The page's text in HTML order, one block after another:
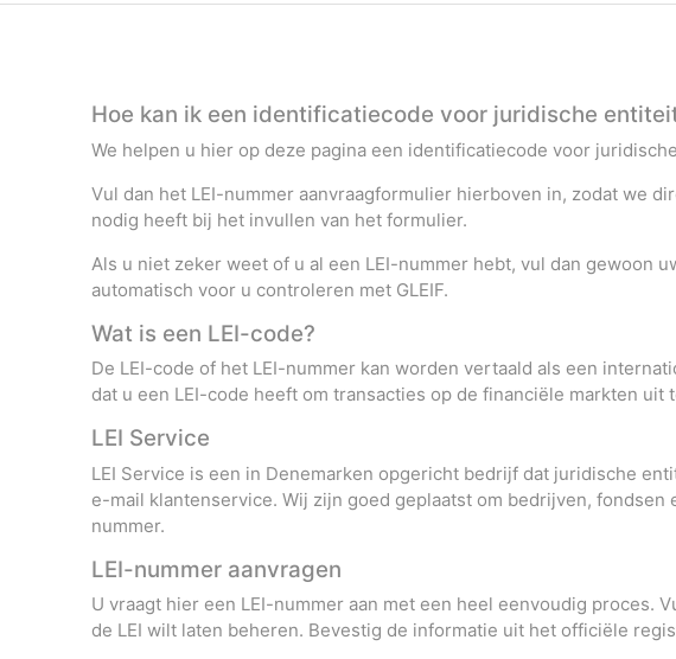
Hoe kan ik een identificatiecode voor juridische
We helpen u hier op deze pagina een identificatiecode voor
Vul dan het LEI-nummer aanvraagformulier hierboven in, zodat we
nodig heeft bij het invullen van het formulier.
Als u niet zeker weet of u al een LEI-nummer hebt, vul dan gewoon
automatisch voor u controleren met GLEIF.
Wat is een LEI-code?
De LEI-code of het LEI-nummer kan worden vertaald als een
dat u een LEI-code heeft om transacties op de financiële markten uit
LEI Service
LEI Service is een in Denemarken opgericht bedrijf dat juridische
e-mail klantenservice. Wij zijn goed geplaatst om bedrijven,
nummer.
LEI-nummer aanvragen
U vraagt hier een LEI-nummer aan met een heel eenvoudig
de LEI wilt laten beheren. Bevestig de informatie uit het officiële